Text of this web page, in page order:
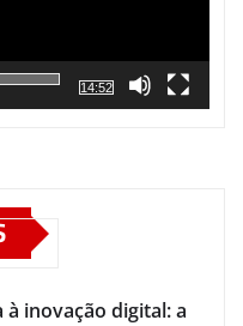
14:52
inovação digital: a